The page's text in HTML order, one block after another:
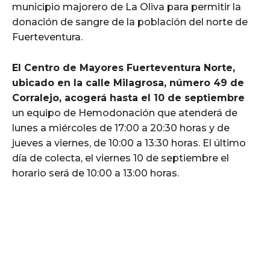
municipio majorero de La Oliva para permitir la
donación de sangre de la población del norte de
Fuerteventura.
El Centro de Mayores Fuerteventura Norte,
ubicado en la calle Milagrosa, número 49 de
Corralejo, acogerá hasta el 10 de septiembre
un equipo de Hemodonación que atenderá de
lunes a miércoles de 17:00 a 20:30 horas y de
jueves a viernes, de 10:00 a 13:30 horas. El último
día de colecta, el viernes 10 de septiembre el
horario será de 10:00 a 13:00 horas.